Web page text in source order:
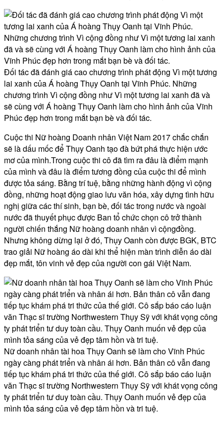
Đối tác đã đánh giá cao chương trình phát động Vì một tương
lai xanh của Á hoàng Thụy Oanh tại Vĩnh Phúc. Những
chương trình Vì cộng đồng như Vì một tương lai xanh đã và
sẽ cùng với Á hoàng Thụy Oanh làm cho hình ảnh của Vĩnh
Phúc đẹp hơn trong mắt bạn bè và đối tác.
Cuộc thi Nữ hoàng Doanh nhân Việt Nam 2017 chắc chắn
sẽ là dấu mốc để Thụy Oanh tạo đà bứt phá thực hiện ước
mơ của mình.Trong cuộc thi cô đã tìm ra đâu là điểm mạnh
của mình và đâu là điểm tương đồng của cuộc thi để mình
được tỏa sáng. Bằng trí tuệ, bằng những hành động vì cộng
đồng, những hoạt động giao lưu văn hóa, xây dựng tình hữu
nghị giữa các thí sinh, bạn bè, đối tác trong nước và ngoài
nước đã thuyết phục được Ban tổ chức chọn cô trở thành
người chiến thắng Nữ hoàng doanh nhân vì cộngđồng.
Nhưng không dừng lại ở đó, Thụy Oanh còn được BGK, BTC
trao giải Nữ hoàng áo dài khi thể hiện màn trình diễn áo dài
đẹp mắt, tôn vinh vẻ đẹp của người con gái Việt Nam.
Nữ doanh nhân tài hoa Thụy Oanh sẽ làm cho Vĩnh Phúc
ngày càng phát triển và nhân ái hơn. Bản thân cô vẫn đang
tiếp tục khám phá tri thức của thế giới. Cô sắp báo cáo luận
văn Thạc sĩ trường Northwestern Thụy Sỹ với khát vọng công
ty phát triển tư duy toàn cầu. Thụy Oanh muốn vẻ đẹp của
mình tỏa sáng của vẻ đẹp tâm hồn và tri tuệ.